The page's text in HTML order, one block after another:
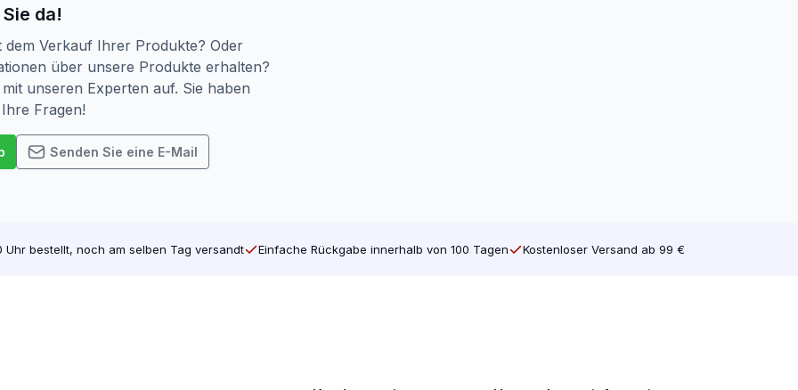
Für die Ewigkeit gemacht.
da!
dem Verkauf Ihrer Produkte? Oder
über unsere Produkte erhalten?
unseren Experten auf. Sie haben
Fragen!
Senden Sie eine E-Mail
Uhr bestellt, noch am selben Tag versandt Einfache Rückgabe innerhalb von 100 Tagen Kostenloser Versand ab 99 €